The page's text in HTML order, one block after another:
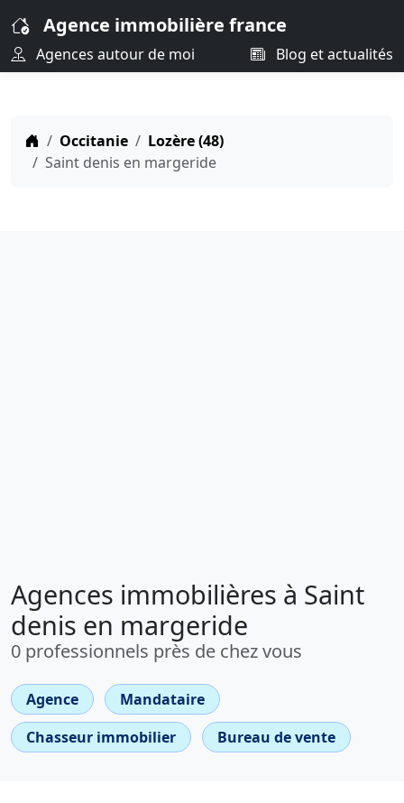
Agence immobilière france
Agences autour de moi Blog et actualités
Occitanie
Lozère (48)
Saint denis en margeride
Agences immobilières à Saint
denis en margeride
0 professionnels près de chez vous
Agence
Mandataire
Chasseur immobilier
Bureau de vente